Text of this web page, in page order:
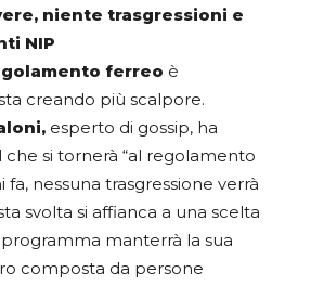
niente trasgressioni e
NIP
ferreo è
creando più scalpore.
esperto di gossip, ha
che si tornerà “al regolamento
fa, nessuna trasgressione verrà
svolta si affianca a una scelta
programma manterrà la sua
composta da persone